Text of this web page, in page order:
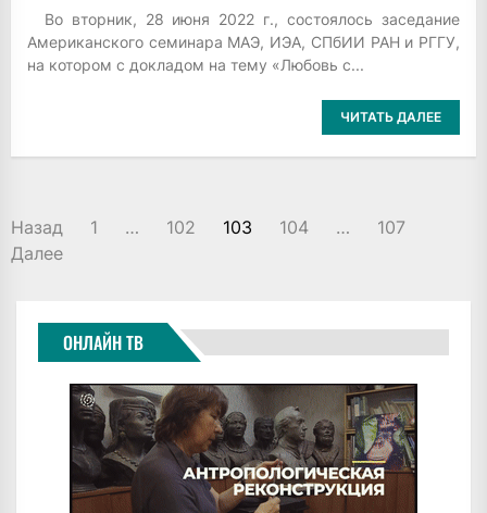
Во вторник, 28 июня 2022 г., состоялось заседание
Американского семинара МАЭ, ИЭА, СПбИИ РАН и РГГУ,
на котором с докладом на тему «Любовь с...
ЧИТАТЬ ДАЛЕЕ
ПАГИНАЦИЯ
ЗАПИСЕЙ
Назад 1 … 102 103 104 …
107
Далее
ОНЛАЙН ТВ